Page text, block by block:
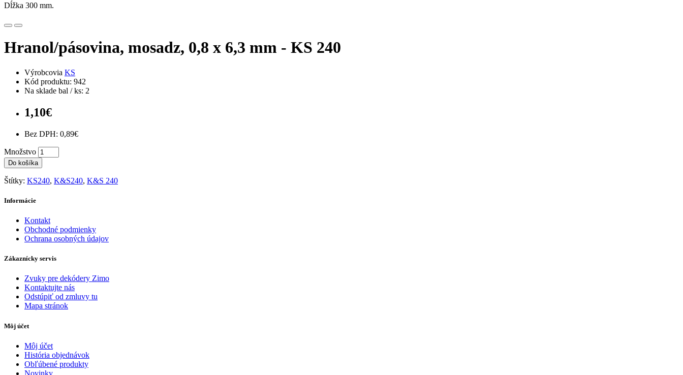
Dĺžka 300 mm.
Hranol/pásovina, mosadz, 0,8 x 6,3 mm - KS 240
Výrobcovia KS
Kód produktu: 942
Na sklade bal / ks: 2
1,10€
Bez DPH: 0,89€
Množstvo
Do košíka
Štítky: KS240, K&S240, K&S 240
Informácie
Kontakt
Obchodné podmienky
Ochrana osobných údajov
Zákaznícky servis
Zvuky pre dekódery Zimo
Kontaktujte nás
Odstúpiť od zmluvy tu
Mapa stránok
Môj účet
Môj účet
História objednávok
Obľúbené produkty
Novinky